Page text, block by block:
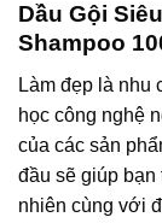
Dầu Gội
Shampoo
Làm đẹp là nhu
học công nghệ
của các sản
đầu sẽ giúp
nhiên cùng với